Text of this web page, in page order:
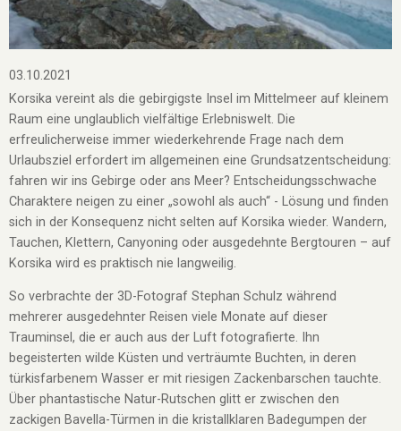
03.10.2021
Korsika vereint als die gebirgigste Insel im Mittelmeer auf kleinem
Raum eine unglaublich vielfältige Erlebniswelt. Die
erfreulicherweise immer wiederkehrende Frage nach dem
Urlaubsziel erfordert im allgemeinen eine Grundsatzentscheidung:
fahren wir ins Gebirge oder ans Meer? Entscheidungsschwache
Charaktere neigen zu einer „sowohl als auch“ - Lösung und finden
sich in der Konsequenz nicht selten auf Korsika wieder. Wandern,
Tauchen, Klettern, Canyoning oder ausgedehnte Bergtouren – auf
Korsika wird es praktisch nie langweilig.
So verbrachte der 3D-Fotograf Stephan Schulz während
mehrerer ausgedehnter Reisen viele Monate auf dieser
Trauminsel, die er auch aus der Luft fotografierte. Ihn
begeisterten wilde Küsten und verträumte Buchten, in deren
türkisfarbenem Wasser er mit riesigen Zackenbarschen tauchte.
Über phantastische Natur-Rutschen glitt er zwischen den
zackigen Bavella-Türmen in die kristallklaren Badegumpen der